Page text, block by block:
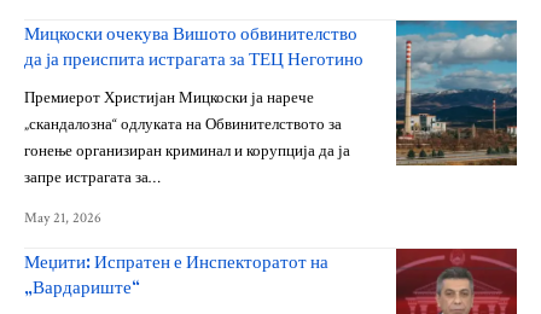
Мицкоски очекува Вишото обвинителство
да ја преиспита истрагата за ТЕЦ Неготино
Премиерот Христијан Мицкоски ја нарече
„скандалозна“ одлуката на Обвинителството за
гонење организиран криминал и корупција да ја
запре истрагата за…
May 21, 2026
Меџити: Испратен е Инспекторатот на
„Вардариште“